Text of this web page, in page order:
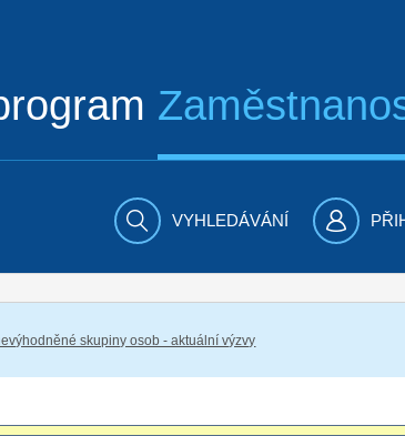
VYHLEDÁVÁNÍ
skupiny osob - aktuální výzvy